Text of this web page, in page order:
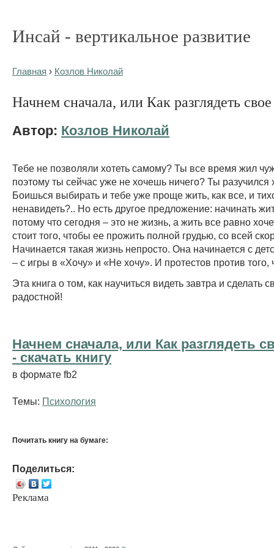
Инсай - вертикальное развитие
Главная › Козлов Николай
Начнем сначала, или Как разглядеть свое
Автор: Козлов Николай
Тебе не позволяли хотеть самому? Ты все время жил
поэтому ты сейчас уже не хочешь ничего? Ты разучился
Боишься выбирать и тебе уже проще жить, как все, и
ненавидеть?.. Но есть другое предложение: начинать
потому что сегодня – это не жизнь, а жить все равно
стоит того, чтобы ее прожить полной грудью, со всей
Начинается такая жизнь непросто. Она начинается с
– с игры в «Хочу» и «Не хочу». И протестов против того,
Эта книга о том, как научиться видеть завтра и сделать
радостной!
Начнем сначала, или Как разглядеть
- cкачать книгу
в формате fb2
Темы: Психология
Почитать книгу на бумаге:
Поделиться:
Реклама